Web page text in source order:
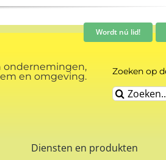
Wordt nú lid!
ondernemingen,
en omgeving.
Zoeken op
Zoeken
naar:
Diensten en produkten